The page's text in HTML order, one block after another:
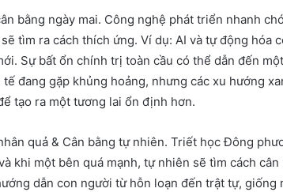
bằng ngày mai. Công nghệ phát triển nhanh
tìm ra cách thích ứng. Ví dụ: AI và tự động hóa
Sự bất ổn chính trị toàn cầu có thể dẫn đến
đang gặp khủng hoảng, nhưng các xu hướng
tạo ra một tương lai ổn định hơn.
quả & Cân bằng tự nhiên. Triết học Đông
khi một bên quá mạnh, tự nhiên sẽ tìm cách cân
dẫn con người từ hỗn loạn đến trật tự, giống